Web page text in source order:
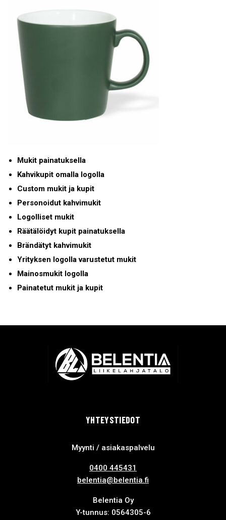
Mukit painatuksella
Kahvikupit omalla logolla
Custom mukit ja kupit
Personoidut kahvimukit
Logolliset mukit
Räätälöidyt kupit painatuksella
Brändätyt kahvimukit
Yrityksen logolla varustetut mukit
Mainosmukit logolla
Painatetut mukit ja kupit
YHTEYSTIEDOT
Myynti / asiakaspalvelu
0400 445431
belentia@belentia.fi
Belentia Oy
Y-tunnus: 0564305-6